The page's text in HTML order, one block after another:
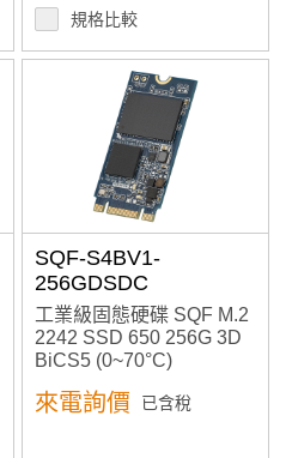
規格比較
SQF-S4BV1-
256GDSDC
工業級固態硬碟 SQF M.2
2242 SSD 650 256G 3D
BiCS5 (0~70°C)
來電詢價 已含稅